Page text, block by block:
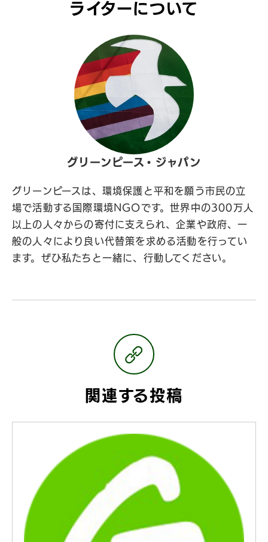
ライターについて
グリーンピース・ジャパン
グリーンピースは、環境保護と平和を願う市民の立
場で活動する国際環境NGOです。世界中の300万人
以上の人々からの寄付に支えられ、企業や政府、一
般の人々により良い代替策を求める活動を行ってい
ます。ぜひ私たちと一緒に、行動してください。
関連する投稿